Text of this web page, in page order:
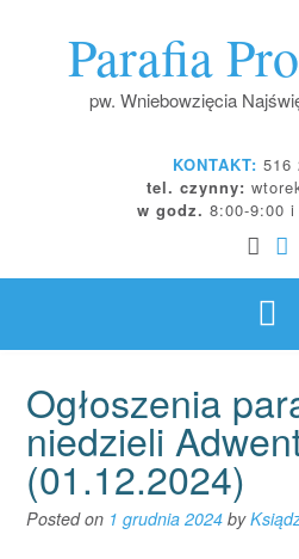
Parafia
pw. Wniebowzięcia
KONTAKT: 516
tel. czynny:
w godz. 8:00-9:00
Ogłoszenia
niedzieli
(01.12.2024)
Posted on 1 grudnia 2024 by